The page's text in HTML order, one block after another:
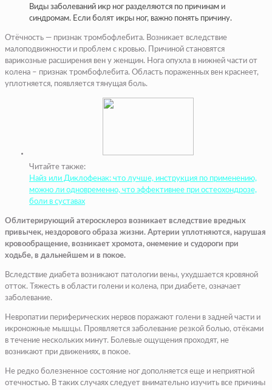
Виды заболеваний икр ног разделяются по причинам и
синдромам. Если болят икры ног, важно понять причину.
Отёчность — признак тромбофлебита. Возникает вследствие
малоподвижности и проблем с кровью. Причиной становятся
варикозные расширения вен у женщин. Нога опухла в нижней части от
колена – признак тромбофлебита. Область пораженных вен краснеет,
уплотняется, появляется тянущая боль.
Читайте также:
Найз или Диклофенак: что лучше, инструкция по применению,
можно ли одновременно, что эффективнее при остеохондрозе,
боли в суставах
Облитерирующий атеросклероз возникает вследствие вредных
привычек, нездорового образа жизни. Артерии уплотняются, нарушая
кровообращение, возникает хромота, онемение и судороги при
ходьбе, в дальнейшем и в покое.
Вследствие диабета возникают патологии вены, ухудшается кровяной
отток. Тяжесть в области голени и колена, при диабете, означает
заболевание.
Невропатии периферических нервов поражают голени в задней части и
икроножные мышцы. Проявляется заболевание резкой болью, отёками
в течение нескольких минут. Болевые ощущения проходят, не
возникают при движениях, в покое.
Не редко болезненное состояние ног дополняется еще и неприятной
отечностью. В таких случаях следует внимательно изучить все причины